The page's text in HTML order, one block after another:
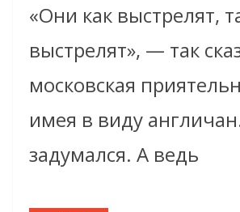
«Они как выстрелят,
выстрелят», — так
московская
имея в виду
задумался. А ведь